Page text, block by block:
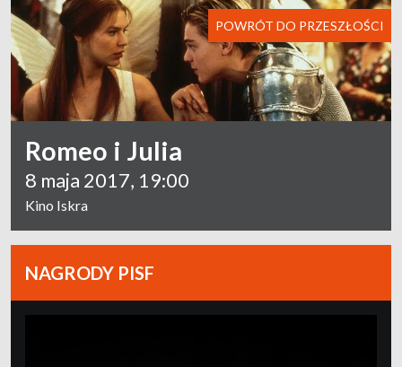
Romeo i Julia
8 maja 2017, 19:00
Kino Iskra
POWRÓT DO PRZESZŁOŚCI
NAGRODY PISF